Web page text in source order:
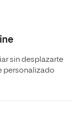
sin desplazarte
personalizado